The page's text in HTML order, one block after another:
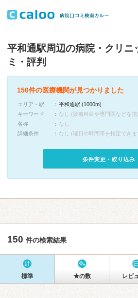
平和通駅周辺の病院・クリニ
ミ・評判
150件の医療機関が見つかりました
エリア・駅
平和通駅 (1000m)
キーワード
なし (診療科目や専門医などを
名称
なし
詳細条件
なし (曜日や時間帯を指定できま
条件変更・絞り込み
150 件の検索結果
標準 ★の数 レビ